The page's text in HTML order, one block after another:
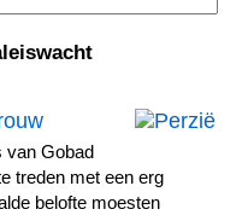
van Gobad
treden met een erg
belofte moesten